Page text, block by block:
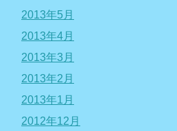
2013年5月
2013年4月
2013年3月
2013年2月
2013年1月
2012年12月